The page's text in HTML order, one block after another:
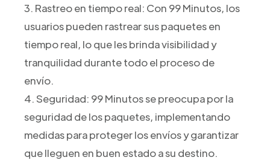
3. Rastreo en tiempo real: Con 99 Minutos, los
usuarios pueden rastrear sus paquetes en
tiempo real, lo que les brinda visibilidad y
tranquilidad durante todo el proceso de
envío.
4. Seguridad: 99 Minutos se preocupa por la
seguridad de los paquetes, implementando
medidas para proteger los envíos y garantizar
que lleguen en buen estado a su destino.